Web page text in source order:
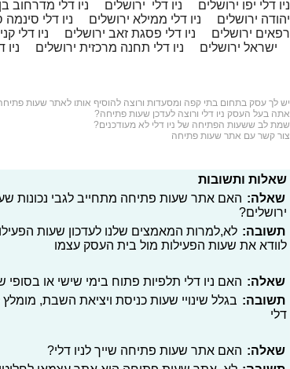
ניו דלי יפו ירושלים
ניו דלי ירושלים ניו דלי מדרחוב
יהודה ירושלים
ניו דלי ממילא ירושלים ניו דלי סינמה
רפאים ירושלים
ניו דלי פסגת זאב ירושלים ניו דלי
ישראל ירושלים
ניו דלי תחנה מרכזית ירושלים
יש לך עסק בתחוםבתי קפה ומסעדות ורוצה להוסיף אותו לאתר שעות
אתה בעל העסק ניו דלי ורוצה לעדכן שעות פתיחה?
שמת לב ששעות הפתיחה של ניו דלי לא מעודכנים?
צור קשר עם אתר שעות פתיחה
שאלות ותשובות
שאלה: האם אתר שעות פתיחה מתחייב לגבי נכונות
ירושלים?
תשובה: לא,למרות המאמצים שלנו לעדכון שעות
לוודא את שעות הפעילות מול בית העסק עצמו
שאלה: האם ניו דלי תלפיות פתוח בימי שישי או בסופי
תשובה: בגלל שינויי שעות כניסת ויציאת השבת,
דלי
שאלה: האם אתר שעות פתיחה שייך לניו דלי?